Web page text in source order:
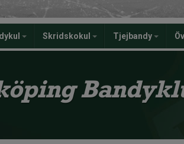
Skridskokul Tjejbandy